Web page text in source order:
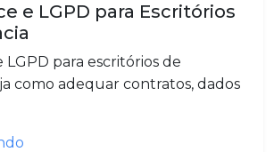
e LGPD para Escritórios
LGPD para escritórios de
como adequar contratos, dados